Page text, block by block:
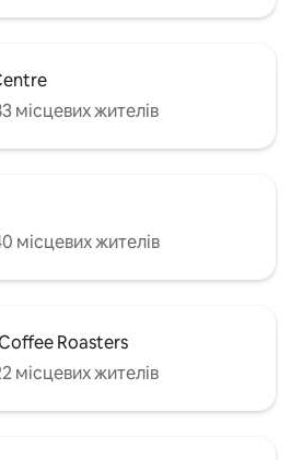
місцевих жителів
місцевих жителів
Roasters
місцевих жителів